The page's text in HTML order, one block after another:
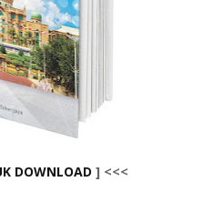
DOWNLOAD ] <<<